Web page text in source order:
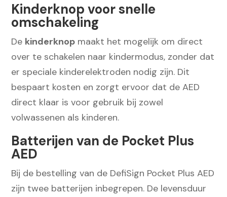
Kinderknop voor snelle
omschakeling
De kinderknop maakt het mogelijk om direct
over te schakelen naar kindermodus, zonder dat
er speciale kinderelektroden nodig zijn. Dit
bespaart kosten en zorgt ervoor dat de AED
direct klaar is voor gebruik bij zowel
volwassenen als kinderen.
Batterijen van de Pocket Plus
AED
Bij de bestelling van de DefiSign Pocket Plus AED
zijn twee batterijen inbegrepen. De levensduur